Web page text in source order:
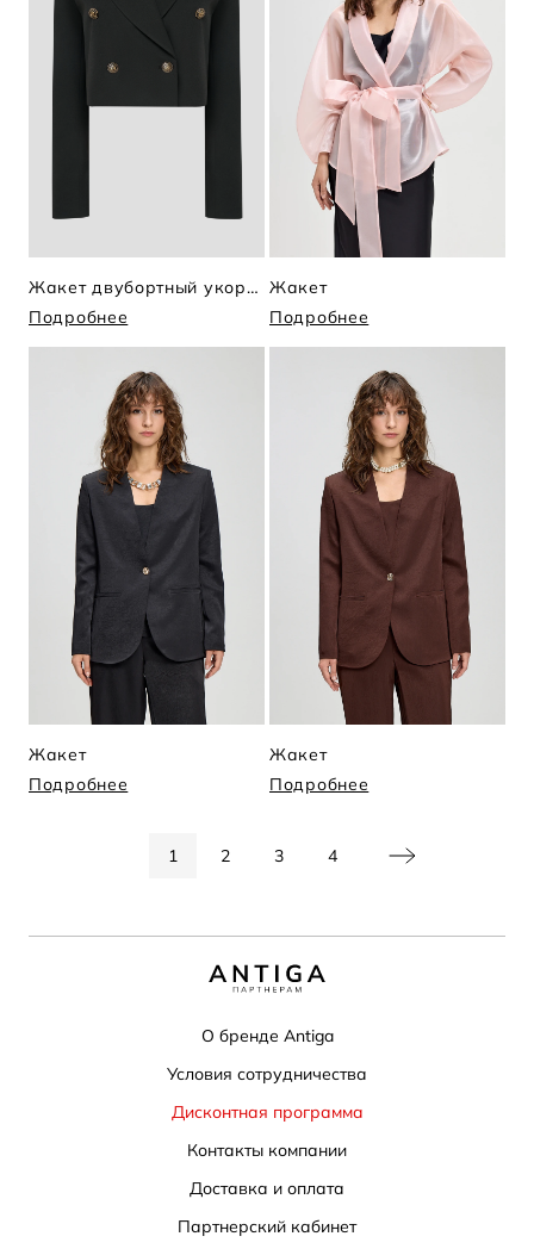
Жакет двубортный укороченный
Подробнее
Жакет
Подробнее
Жакет
Подробнее
Жакет
Подробнее
1 2 3 4
О бренде Antiga
Условия сотрудничества
Дисконтная программа
Контакты компании
Доставка и оплата
Партнерский кабинет